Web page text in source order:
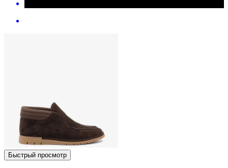
Быстрый просмотр